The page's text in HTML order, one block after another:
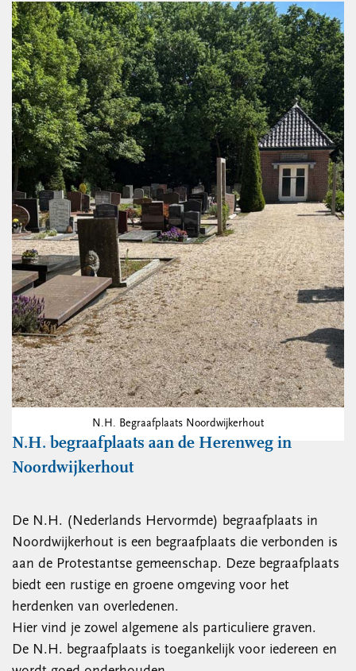
N.H. Begraafplaats Noordwijkerhout
N.H. begraafplaats aan de Herenweg in
Noordwijkerhout
De N.H. (Nederlands Hervormde) begraafplaats in
Noordwijkerhout is een begraafplaats die verbonden is
aan de Protestantse gemeenschap. Deze begraafplaats
biedt een rustige en groene omgeving voor het
herdenken van overledenen.
Hier vind je zowel algemene als particuliere graven.
De N.H. begraafplaats is toegankelijk voor iedereen en